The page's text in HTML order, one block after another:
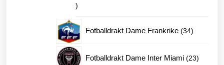
10
produkter
Fotballdrakt Dame Frankrike 3434
Fotballdrakt Dame Inter Miami 2323